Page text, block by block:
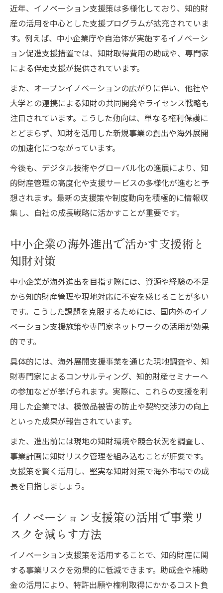
海外進出支援と知財戦略の効果的な組み合
わせ方
グローバル市場で知的財産を守るためのポ
イント
イノベーション支援が海外進出のリスクを
減らす理由
イノベーション支援と国内外リスク対策の最前
線
知的財産とイノベーション支援のリスク対
策最新情報
海外進出時のリスクを減らすイノベーショ
ン支援策
知財トラブルを防ぐための支援活用術とは
イノベーション支援と知的財産管理のリス
海外進出企業のためのリスクマネジメント
支援策
近年、イノベーション支援策は多様化しており、知的財
産の活用を中心とした支援プログラムが拡充されていま
す。例えば、中小企業庁や自治体が実施するイノベーシ
ョン促進支援措置では、知財取得費用の助成や、専門家
による伴走支援が提供されています。
また、オープンイノベーションの広がりに伴い、他社や
大学との連携による知財の共同開発やライセンス戦略も
注目されています。こうした動向は、単なる権利保護に
とどまらず、知財を活用した新規事業の創出や海外展開
の加速化につながっています。
今後も、デジタル技術やグローバル化の進展により、知
的財産管理の高度化や支援サービスの多様化が進むと予
想されます。最新の支援策や制度動向を積極的に情報収
集し、自社の成長戦略に活かすことが重要です。
中小企業の海外進出で活かす支援術と
知財対策
中小企業が海外進出を目指す際には、資源や経験の不足
から知的財産管理や現地対応に不安を感じることが多い
です。こうした課題を克服するためには、国内外のイノ
ベーション支援施策や専門家ネットワークの活用が効果
的です。
具体的には、海外展開支援事業を通じた現地調査や、知
財専門家によるコンサルティング、知的財産セミナーへ
の参加などが挙げられます。実際に、これらの支援を利
用した企業では、模倣品被害の防止や契約交渉力の向上
といった成果が報告されています。
また、進出前には現地の知財環境や競合状況を調査し、
事業計画に知財リスク管理を組み込むことが肝要です。
支援策を賢く活用し、堅実な知財対策で海外市場での成
長を目指しましょう。
イノベーション支援策の活用で事業リ
スクを減らす方法
イノベーション支援策を活用することで、知的財産に関
する事業リスクを効果的に低減できます。助成金や補助
金の活用により、特許出願や権利取得にかかるコスト負